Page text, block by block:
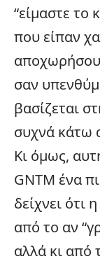
“είμαστε το
που είπαν
σαν
βασίζεται
συχνά κάτω
Κι όμως,
GNTM ένα
δείχνει ότι
από το αν
αλλά κι από